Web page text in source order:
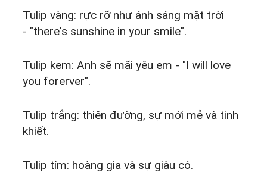
Tulip vàng: rực rỡ như ánh sáng mặt trời
- "there's sunshine in your smile".
Tulip kem: Anh sẽ mãi yêu em - "I will love
you forerver".
Tulip trắng: thiên đường, sự mới mẻ và tinh
khiết.
Tulip tím: hoàng gia và sự giàu có.